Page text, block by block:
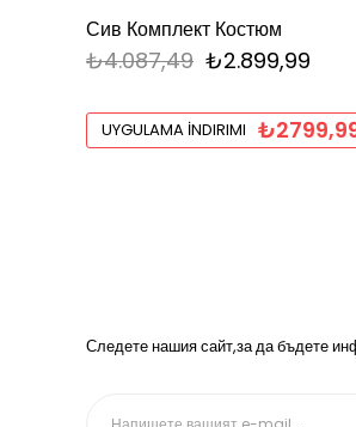
Сив Комплект Костюм
₺2.899,99
₺4.087,49
UYGULAMA İNDIRIMI
Следете нашия сайт,за да бъдете